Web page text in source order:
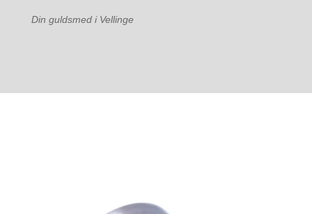
Din guldsmed i Vellinge